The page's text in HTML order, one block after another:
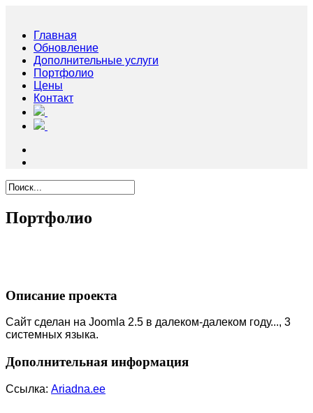
Главная
Обновление
Дополнительные услуги
Портфолио
Цены
Контакт
Портфолио
Описание проекта
Сайт сделан на Joomla 2.5 в далеком-далеком году..., 3
системных языка.
Дополнительная информация
Ссылка: Ariadna.ee